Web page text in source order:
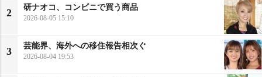
2
研ナオコ、コンビニで買う商品
2026-08-05 15:10
3
芸能界、海外への移住報告相次ぐ
2026-08-04 19:53